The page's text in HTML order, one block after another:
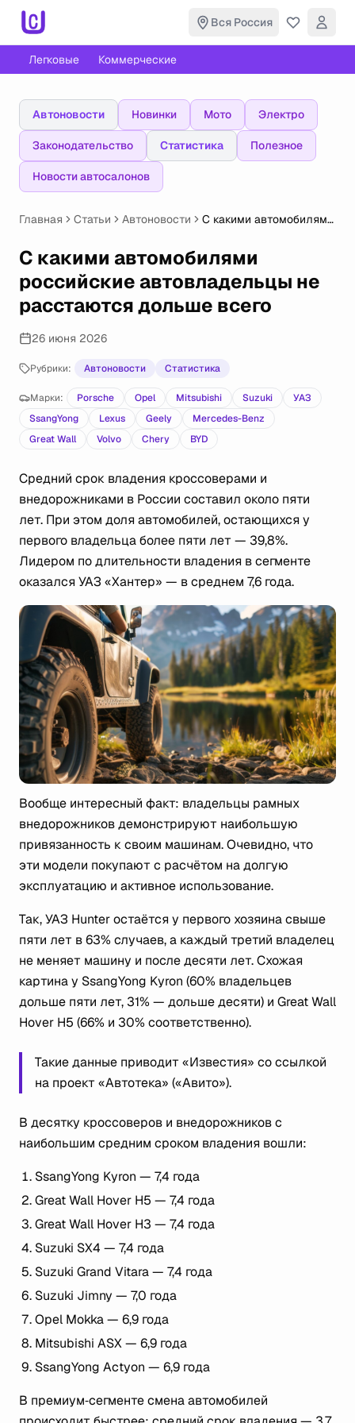
Вся Россия
Легковые Коммерческие
Автоновости Новинки Мото Электро
Законодательство Статистика Полезное
Новости автосалонов
Главная Статьи Автоновости
С какими автомобилями
автовладельцы не
расстаются дольше
всего
С какими автомобилями
российские автовладельцы не
расстаются дольше всего
26 июня 2026
Рубрики: Автоновости Статистика
Марки: Porsche Opel Mitsubishi Suzuki
УАЗ
SsangYong
Lexus Geely
Mercedes-Benz
Great Wall
Volvo Chery BYD
Средний срок владения кроссоверами и
внедорожниками в России составил около пяти
лет. При этом доля автомобилей, остающихся у
первого владельца более пяти лет — 39,8%.
Лидером по длительности владения в сегменте
оказался УАЗ «Хантер» — в среднем 7,6 года.
Вообще интересный факт: владельцы рамных
внедорожников демонстрируют наибольшую
привязанность к своим машинам. Очевидно, что
эти модели покупают с расчётом на долгую
эксплуатацию и активное использование.
Так, УАЗ Hunter остаётся у первого хозяина свыше
пяти лет в 63% случаев, а каждый третий владелец
не меняет машину и после десяти лет. Схожая
картина у SsangYong Kyron (60% владельцев
дольше пяти лет, 31% — дольше десяти) и Great Wall
Hover H5 (66% и 30% соответственно).
Такие данные приводит «Известия» со ссылкой
на проект «Автотека» («Авито»).
В десятку кроссоверов и внедорожников с
наибольшим средним сроком владения вошли:
SsangYong Kyron — 7,4 года
Great Wall Hover H5 — 7,4 года
Great Wall Hover H3 — 7,4 года
Suzuki SX4 — 7,4 года
Suzuki Grand Vitara — 7,4 года
Suzuki Jimny — 7,0 года
Opel Mokka — 6,9 года
Mitsubishi ASX — 6,9 года
SsangYong Actyon — 6,9 года
В премиум‑сегменте смена автомобилей